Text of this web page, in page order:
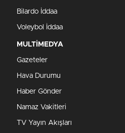
Bilardo İddaa
Voleybol İddaa
MULTİMEDYA
Gazeteler
Hava Durumu
Haber Gönder
Namaz Vakitleri
TV Yayın Akışları